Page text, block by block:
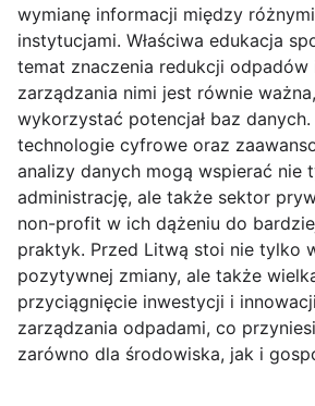
wymianę informacji między
instytucjami. Właściwa edukacja
temat znaczenia redukcji odpadów
zarządzania nimi jest równie
wykorzystać potencjał baz
technologie cyfrowe oraz
analizy danych mogą wspierać nie
administrację, ale także sektor
non-profit w ich dążeniu do
praktyk. Przed Litwą stoi nie tylko
pozytywnej zmiany, ale także
przyciągnięcie inwestycji i
zarządzania odpadami, co
zarówno dla środowiska, jak i